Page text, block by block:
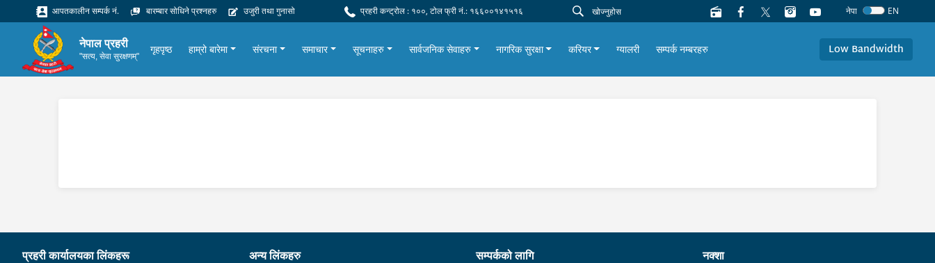
आपतकालीन सम्पर्क नं. बारम्बार सोधिने प्रश्नहरु उजुरी तथा गुनासो प्रहरी कन्ट्रोल : १००, टोल फ्री नं.: १६६००१४१५१६ नेपा EN
नेपाल प्रहरी
"सत्य, सेवा सुरक्षणम्"
गृहपृष्ठ हाम्रो बारेमा संरचना समाचार सूचनाहरु सार्वजनिक सेवाहरु नागरिक सुरक्षा करियर ग्यालरी सम्पर्क नम्बरहरु Low Bandwidth
प्रहरी कार्यालयका लिंकहरू अन्य लिंकहरु सम्पर्कको लागि नक्शा